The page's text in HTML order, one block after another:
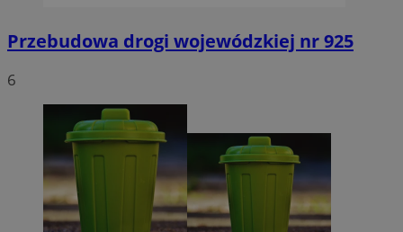
Przebudowa drogi wojewódzkiej nr 925
6